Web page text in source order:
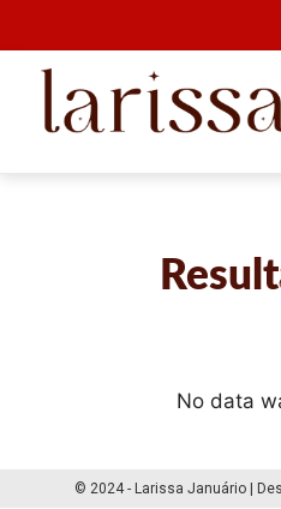
No data
© 2024 - Larissa Januário |